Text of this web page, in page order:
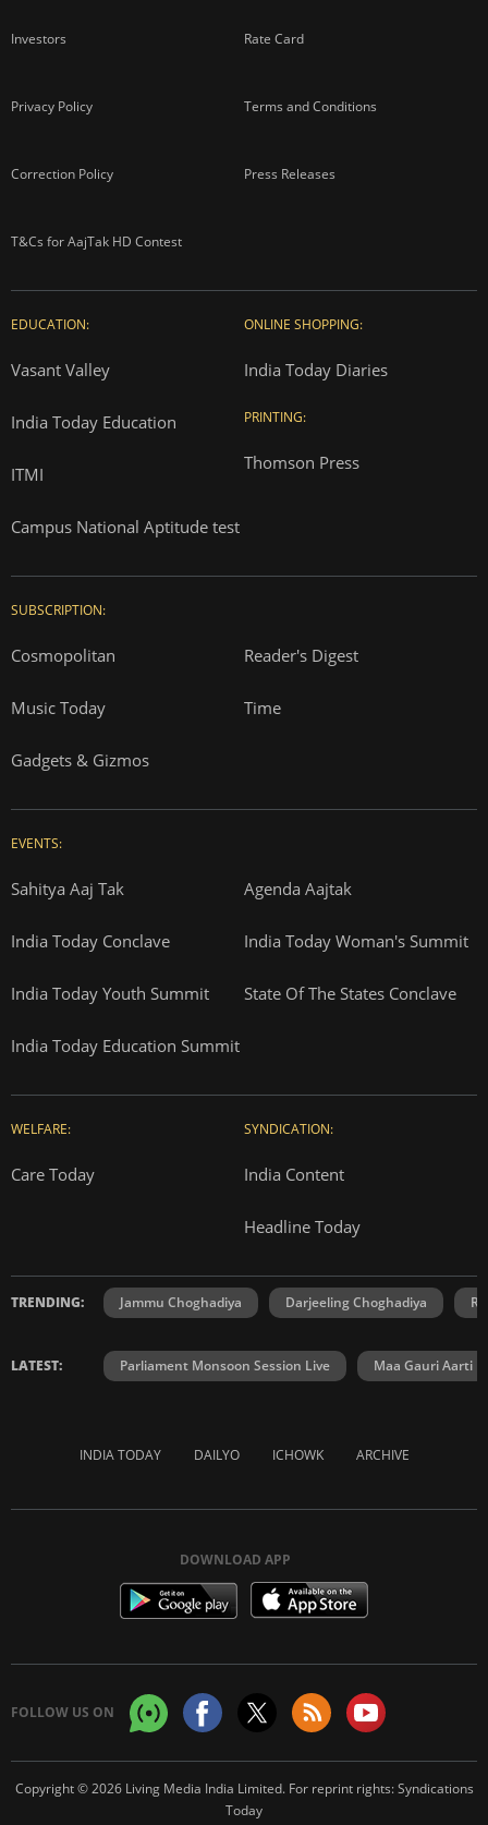
Investors Rate Card
Privacy Policy Terms and Conditions
Correction Policy Press Releases
T&Cs for AajTak HD Contest
EDUCATION:
Vasant Valley
India Today Education
ITMI
Campus National Aptitude test
ONLINE SHOPPING:
India Today Diaries
PRINTING:
Thomson Press
SUBSCRIPTION:
Cosmopolitan Reader's Digest
Music Today Time
Gadgets & Gizmos
EVENTS:
Sahitya Aaj Tak Agenda Aajtak
India Today Conclave India Today Woman's Summit
India Today Youth Summit State Of The States Conclave
India Today Education Summit
WELFARE:
Care Today
SYNDICATION:
India Content
Headline Today
TRENDING: Jammu Choghadiya Darjeeling Choghadiya
LATEST: Parliament Monsoon Session Live Maa Gauri Aarti
INDIA TODAY DAILYO ICHOWK ARCHIVE
DOWNLOAD APP
FOLLOW US ON
Copyright © 2026 Living Media India Limited. For reprint rights:Syndications
Today